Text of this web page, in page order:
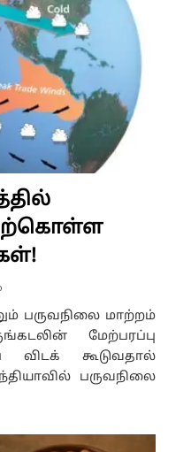
பருவநிலை மாற்றம்
மேற்பரப்பு
கூடுவதால்
பருவநிலை